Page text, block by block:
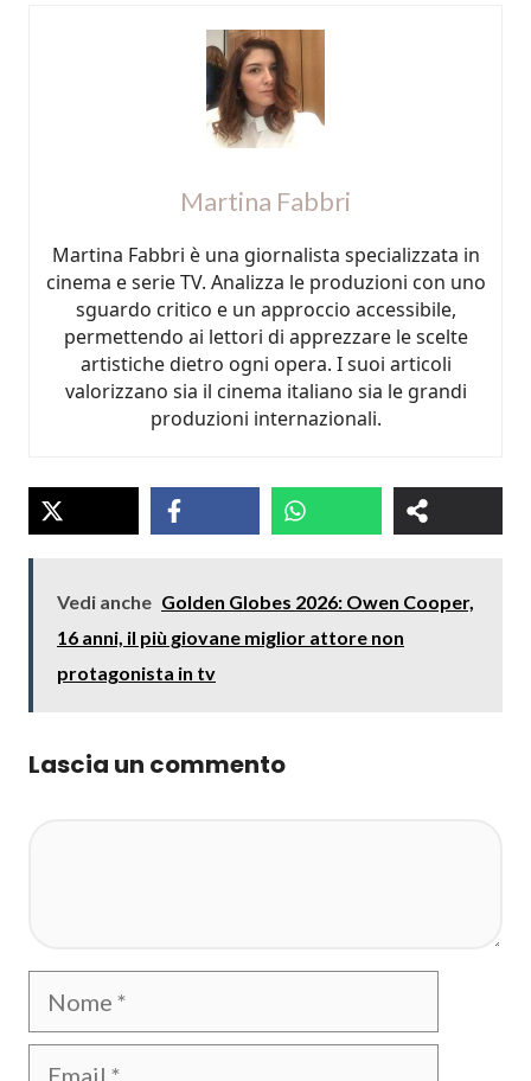
Martina Fabbri
Martina Fabbri è una giornalista specializzata in
cinema e serie TV. Analizza le produzioni con uno
sguardo critico e un approccio accessibile,
permettendo ai lettori di apprezzare le scelte
artistiche dietro ogni opera. I suoi articoli
valorizzano sia il cinema italiano sia le grandi
produzioni internazionali.
Vedi anche Golden Globes 2026: Owen Cooper,
16 anni, il più giovane miglior attore non
protagonista in tv
Lascia un commento
Nome
Email